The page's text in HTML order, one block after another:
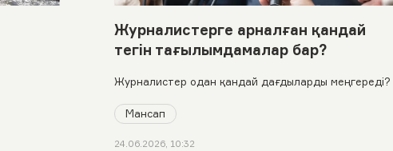
Журналистерге арналған қандай
тегін тағылымдамалар бар?
Журналистер одан қандай дағдыларды меңгереді?
Мансап
24.06.2026, 10:32